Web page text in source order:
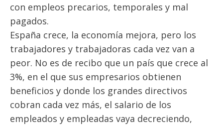
con empleos precarios, temporales y mal
pagados.
España crece, la economía mejora, pero los
trabajadores y trabajadoras cada vez van a
peor. No es de recibo que un país que crece al
3%, en el que sus empresarios obtienen
beneficios y donde los grandes directivos
cobran cada vez más, el salario de los
empleados y empleadas vaya decreciendo,